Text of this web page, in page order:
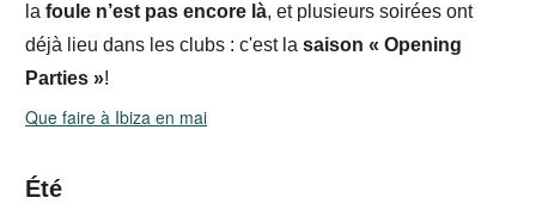
la foule n’est pas encore là, et plusieurs soirées ont
déjà lieu dans les clubs : c'est la saison « Opening
Parties »!
Que faire à Ibiza en mai
Été